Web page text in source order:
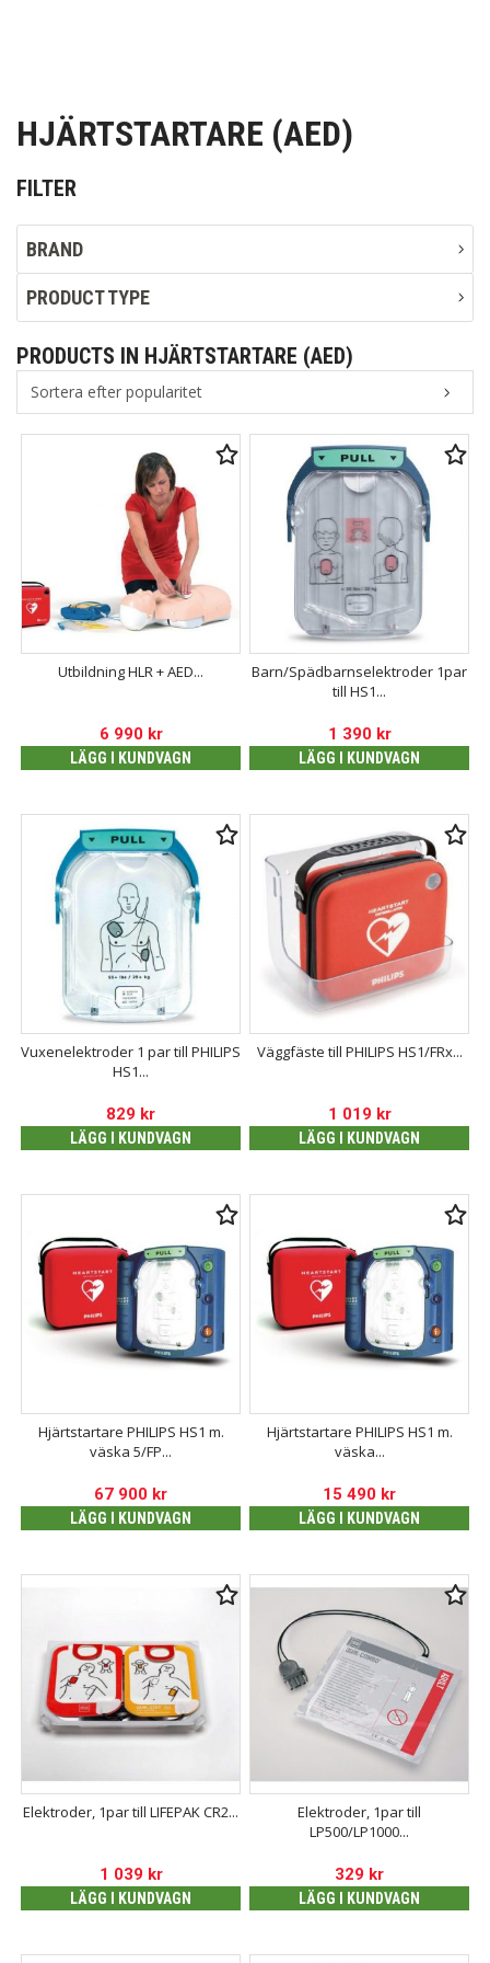
HJÄRTSTARTARE (AED)
FILTER
BRAND
PRODUCT TYPE
PRODUCTS IN HJÄRTSTARTARE (AED)
Utbildning HLR + AED...
6 990 kr
LÄGG I KUNDVAGN
Barn/Spädbarnselektroder 1par
till HS1...
1 390 kr
LÄGG I KUNDVAGN
Vuxenelektroder 1 par till PHILIPS
HS1...
829 kr
LÄGG I KUNDVAGN
Väggfäste till PHILIPS HS1/FRx...
1 019 kr
LÄGG I KUNDVAGN
Hjärtstartare PHILIPS HS1 m.
väska 5/FP...
67 900 kr
LÄGG I KUNDVAGN
Hjärtstartare PHILIPS HS1 m.
väska...
15 490 kr
LÄGG I KUNDVAGN
Elektroder, 1par till LIFEPAK CR2...
1 039 kr
LÄGG I KUNDVAGN
Elektroder, 1par till
LP500/LP1000...
329 kr
LÄGG I KUNDVAGN